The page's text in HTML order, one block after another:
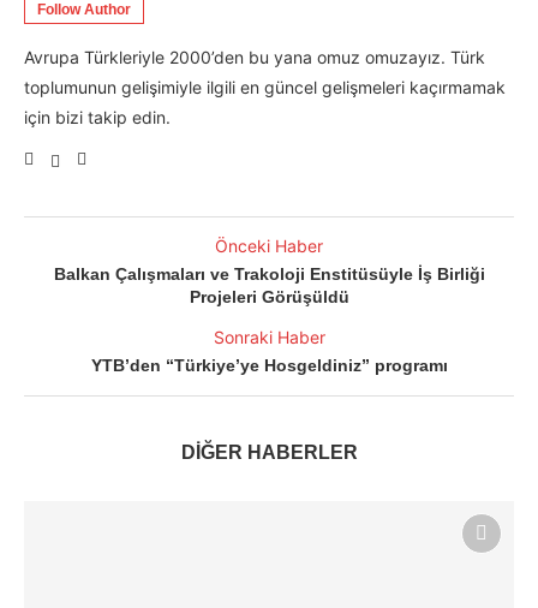
Follow Author
Avrupa Türkleriyle 2000’den bu yana omuz omuzayız. Türk
toplumunun gelişimiyle ilgili en güncel gelişmeleri kaçırmamak
için bizi takip edin.
Önceki Haber
Balkan Çalışmaları ve Trakoloji Enstitüsüyle İş Birliği
Projeleri Görüşüldü
Sonraki Haber
YTB’den “Türkiye’ye Hosgeldiniz” programı
DİĞER HABERLER